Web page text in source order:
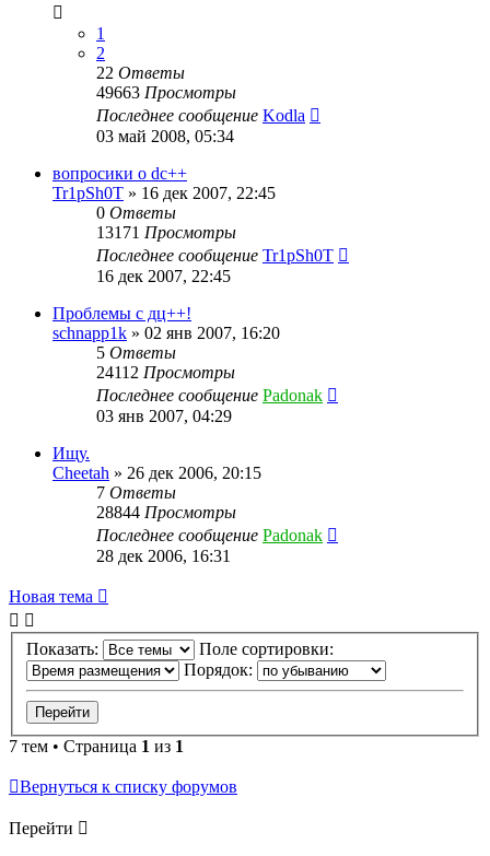
1
2
22 Ответы
49663 Просмотры
Последнее сообщение Kodla
03 май 2008, 05:34
вопросики о dc++
Tr1pSh0T » 16 дек 2007, 22:45
0 Ответы
13171 Просмотры
Последнее сообщение Tr1pSh0T
16 дек 2007, 22:45
Проблемы с дц++!
schnapp1k » 02 янв 2007, 16:20
5 Ответы
24112 Просмотры
Последнее сообщение Padonak
03 янв 2007, 04:29
Ищу.
Cheetah » 26 дек 2006, 20:15
7 Ответы
28844 Просмотры
Последнее сообщение Padonak
28 дек 2006, 16:31
Новая тема
Показать:
Поле сортировки:
Порядок:
7 тем • Страница 1 из 1
Вернуться к списку форумов
Перейти